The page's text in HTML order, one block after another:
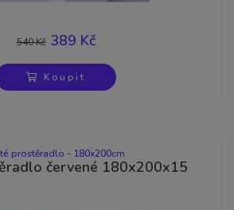
540 Kč389 Kč
Koupit
prostěradlo - 180x200cm
červené 180x200x15